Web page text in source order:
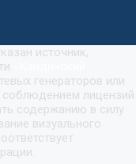
источник,
генераторов или
лицензий
содержанию в силу
визуального